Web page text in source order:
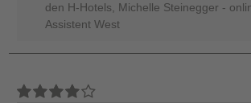
den H-Hotels, Michelle Steinegger -
Assistent West